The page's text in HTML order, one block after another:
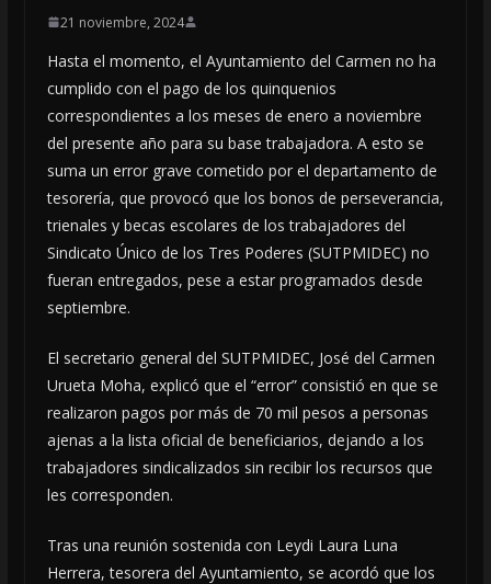
21 noviembre, 2024
Hasta el momento, el Ayuntamiento del Carmen no ha
cumplido con el pago de los quinquenios
correspondientes a los meses de enero a noviembre
del presente año para su base trabajadora. A esto se
suma un error grave cometido por el departamento de
tesorería, que provocó que los bonos de perseverancia,
trienales y becas escolares de los trabajadores del
Sindicato Único de los Tres Poderes (SUTPMIDEC) no
fueran entregados, pese a estar programados desde
septiembre.
El secretario general del SUTPMIDEC, José del Carmen
Urueta Moha, explicó que el “error” consistió en que se
realizaron pagos por más de 70 mil pesos a personas
ajenas a la lista oficial de beneficiarios, dejando a los
trabajadores sindicalizados sin recibir los recursos que
les corresponden.
Tras una reunión sostenida con Leydi Laura Luna
Herrera, tesorera del Ayuntamiento, se acordó que los